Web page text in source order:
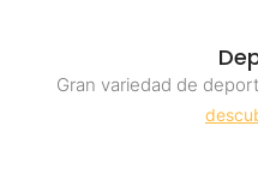
Gran variedad de